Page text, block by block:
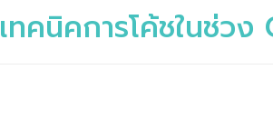
เทคนิคการโค้ชในช่วง